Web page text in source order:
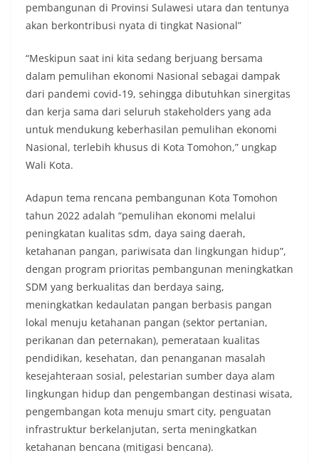
pembangunan di Provinsi Sulawesi utara dan tentunya
akan berkontribusi nyata di tingkat Nasional”
“Meskipun saat ini kita sedang berjuang bersama
dalam pemulihan ekonomi Nasional sebagai dampak
dari pandemi covid-19, sehingga dibutuhkan sinergitas
dan kerja sama dari seluruh stakeholders yang ada
untuk mendukung keberhasilan pemulihan ekonomi
Nasional, terlebih khusus di Kota Tomohon,” ungkap
Wali Kota.
Adapun tema rencana pembangunan Kota Tomohon
tahun 2022 adalah “pemulihan ekonomi melalui
peningkatan kualitas sdm, daya saing daerah,
ketahanan pangan, pariwisata dan lingkungan hidup”,
dengan program prioritas pembangunan meningkatkan
SDM yang berkualitas dan berdaya saing,
meningkatkan kedaulatan pangan berbasis pangan
lokal menuju ketahanan pangan (sektor pertanian,
perikanan dan peternakan), pemerataan kualitas
pendidikan, kesehatan, dan penanganan masalah
kesejahteraan sosial, pelestarian sumber daya alam
lingkungan hidup dan pengembangan destinasi wisata,
pengembangan kota menuju smart city, penguatan
infrastruktur berkelanjutan, serta meningkatkan
ketahanan bencana (mitigasi bencana).